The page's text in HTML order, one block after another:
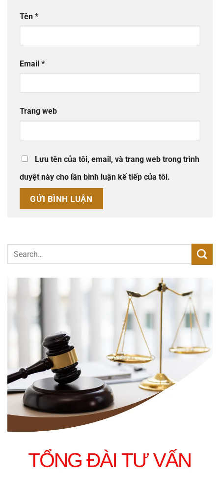
Tên *
Email *
Trang web
Lưu tên của tôi, email, và trang web trong trình
duyệt này cho lần bình luận kế tiếp của tôi.